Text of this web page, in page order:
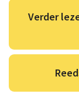
Verder